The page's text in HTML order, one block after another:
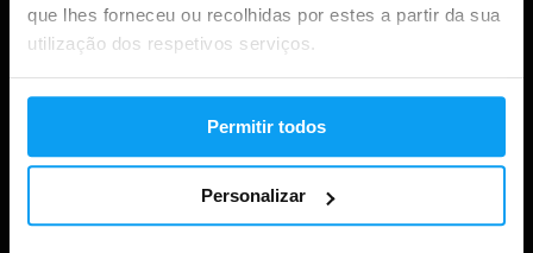
que lhes forneceu ou recolhidas por estes a partir da sua
utilização dos respetivos serviços.
Permitir todos
Personalizar
Compras
Acompanha a tua encomenda
Envio e entrega